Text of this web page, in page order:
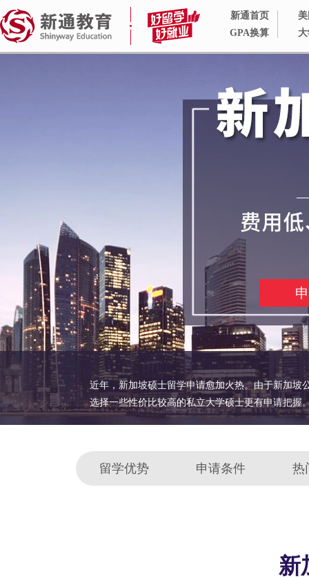
新通首页
GPA换算
近年，新加坡硕士留学申请愈加火热。由于新加坡
选择一些性价比较高的私立大学硕士更有申请把
留学优势 申请条件 热
新